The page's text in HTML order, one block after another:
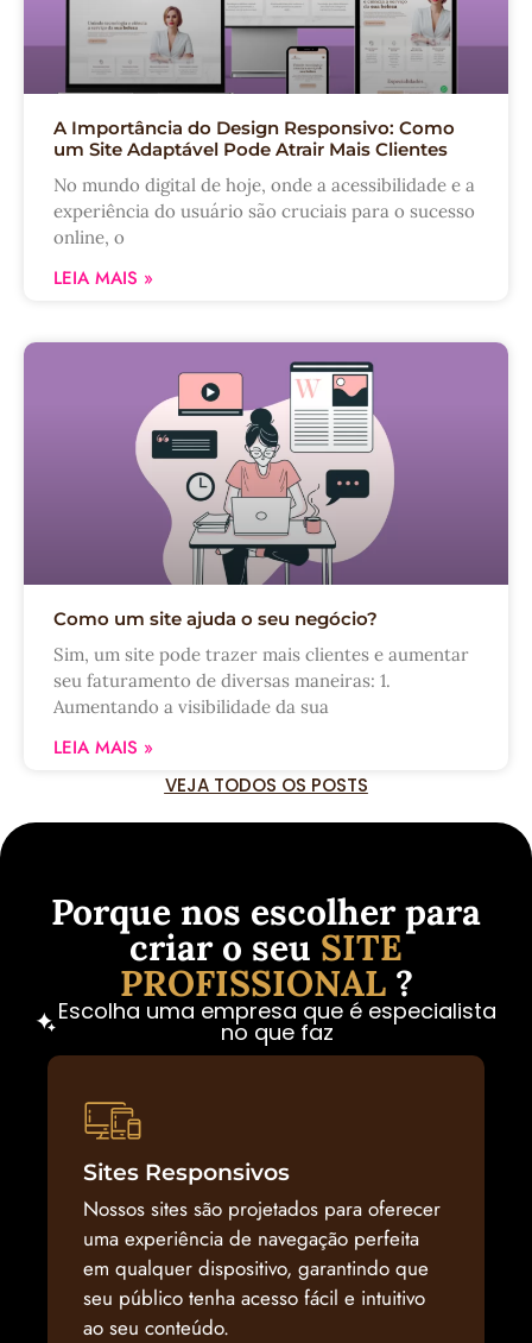
A Importância do Design Responsivo: Como
um Site Adaptável Pode Atrair Mais Clientes
No mundo digital de hoje, onde a acessibilidade e a
experiência do usuário são cruciais para o sucesso
online, o
LEIA MAIS »
Como um site ajuda o seu negócio?
Sim, um site pode trazer mais clientes e aumentar
seu faturamento de diversas maneiras: 1.
Aumentando a visibilidade da sua
LEIA MAIS »
VEJA TODOS OS POSTS
Porque nos escolher para
criar o seu SITE
PROFISSIONAL?
Escolha uma empresa que é especialista
no que faz
Sites Responsivos
Nossos sites são projetados para oferecer
uma experiência de navegação perfeita
em qualquer dispositivo, garantindo que
seu público tenha acesso fácil e intuitivo
ao seu conteúdo.